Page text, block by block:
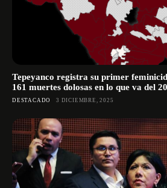
Tepeyanco registra su primer
161 muertes dolosas en lo que va del
DESTACADO 3 DICIEMBRE, 2025